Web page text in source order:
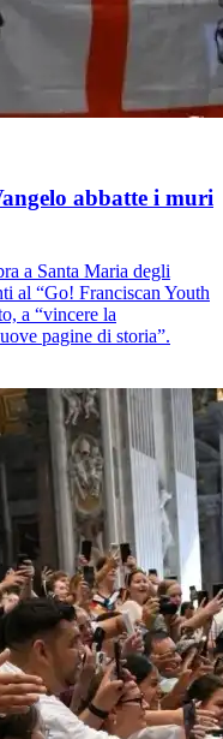
abbatte i muri
a Santa Maria degli
al “Go! Franciscan Youth
a “vincere la
pagine di storia”.